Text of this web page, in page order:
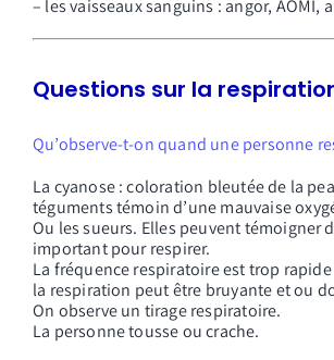
– les vaisseaux sanguins : angor, AOMI,
Questions sur la
Qu’observe-t-on quand une personne
La cyanose : coloration bleutée de la
téguments témoin d’une mauvaise
Ou les sueurs. Elles peuvent témoigner
important pour respirer.
La fréquence respiratoire est trop
la respiration peut être bruyante et ou
On observe un tirage respiratoire.
La personne tousse ou crache.